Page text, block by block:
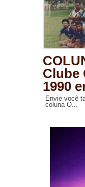
Clube
1990
Envie você
coluna O...